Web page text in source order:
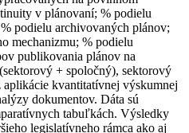
v plánovaní; % podielu
podielu archivovaných plánov;
mechanizmu; % podielu
publikovania plánov na
+ spoločný), sektorový
kvantitatívnej výskumnej
dokumentov. Dáta sú
tabuľkách. Výsledky
legislatívneho rámca ako aj